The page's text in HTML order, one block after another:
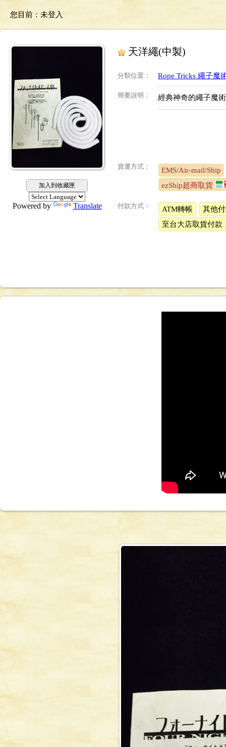
您目前： 未登入
加入到收藏匣
Powered by Translate
天洋繩(中製)
分類位置 ： Rope Tricks 繩子魔
簡要說明 ： 經典神奇的繩子魔
貨運方式：
EMS/Air-mail/Ship
ezShip超商取貨
付款方式： ATM轉帳
其他
至台大店取貨付款